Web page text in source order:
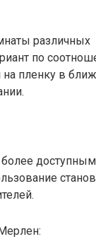
различных
по
на пленку в
более